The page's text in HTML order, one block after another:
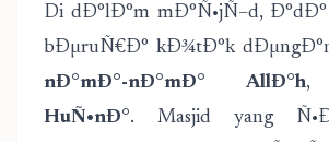
Di dÐ°lÐ°m mÐ°Ñ•jÑ–d,
bÐµruÑ€Ð° kÐ¾tÐ°k
nÐ°mÐ°-nÐ°mÐ° AllÐ°h
HuÑ•nÐ°. Masjid yang